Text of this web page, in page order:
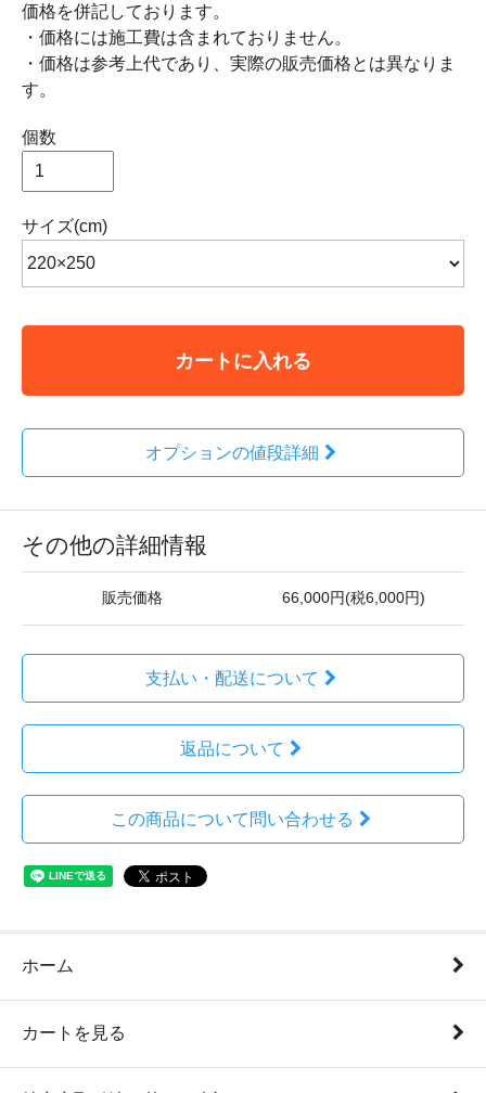
価格を併記しております。
・価格には施工費は含まれておりません。
・価格は参考上代であり、実際の販売価格とは異なりま
す。
個数
サイズ(cm)
カートに入れる
オプションの値段詳細
その他の詳細情報
販売価格 66,000円(税6,000円)
支払い・配送について
返品について
この商品について問い合わせる
ホーム
カートを見る